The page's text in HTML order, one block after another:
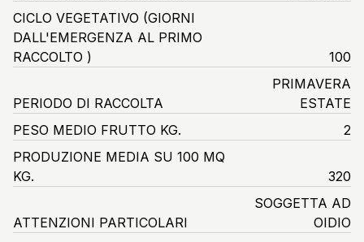
CICLO VEGETATIVO (GIORNI
DALL'EMERGENZA AL PRIMO
RACCOLTO )
100
PERIODO DI RACCOLTA
PRIMAVERA
ESTATE
PESO MEDIO FRUTTO KG.
2
PRODUZIONE MEDIA SU 100 MQ
KG.
320
ATTENZIONI PARTICOLARI
SOGGETTA AD
OIDIO